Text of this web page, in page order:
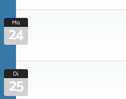
Mo.
24
Di.
25